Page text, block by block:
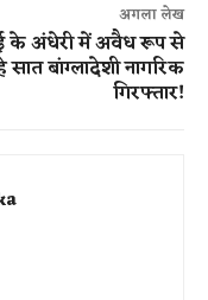
अगला लेख
के अंधेरी में अवैध रूप से
सात बांग्लादेशी नागरिक
गिरफ्तार!